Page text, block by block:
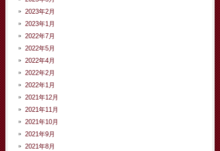
2023年2月
2023年1月
2022年7月
2022年5月
2022年4月
2022年2月
2022年1月
2021年12月
2021年11月
2021年10月
2021年9月
2021年8月